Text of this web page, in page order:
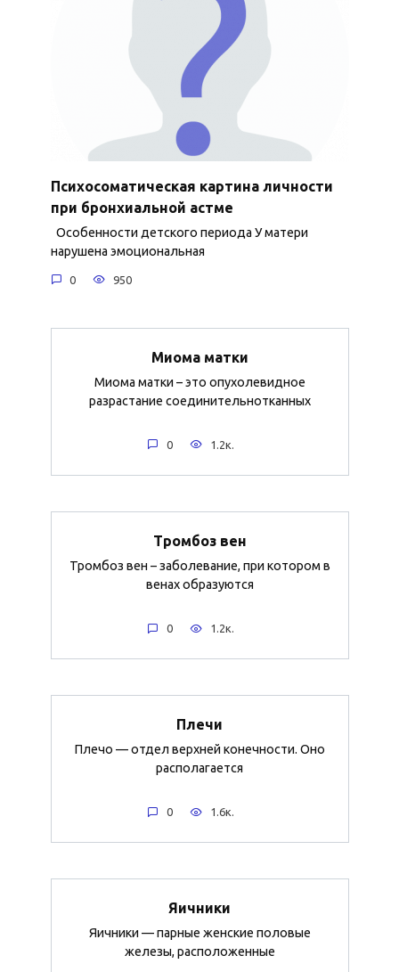
Психосоматическая картина личности
при бронхиальной астме
Особенности детского периода У матери
нарушена эмоциональная
0 950
Миома матки
Миома матки – это опухолевидное
разрастание соединительнотканных
0 1.2к.
Тромбоз вен
Тромбоз вен – заболевание, при котором в
венах образуются
0 1.2к.
Плечи
Плечо — отдел верхней конечности. Оно
располагается
0 1.6к.
Яичники
Яичники — парные женские половые
железы, расположенные